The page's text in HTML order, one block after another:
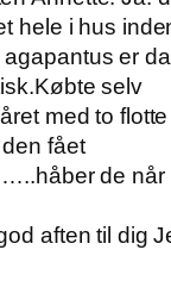
hele i hus
agapantus er
selv
med to
fået
de når
aften til dig